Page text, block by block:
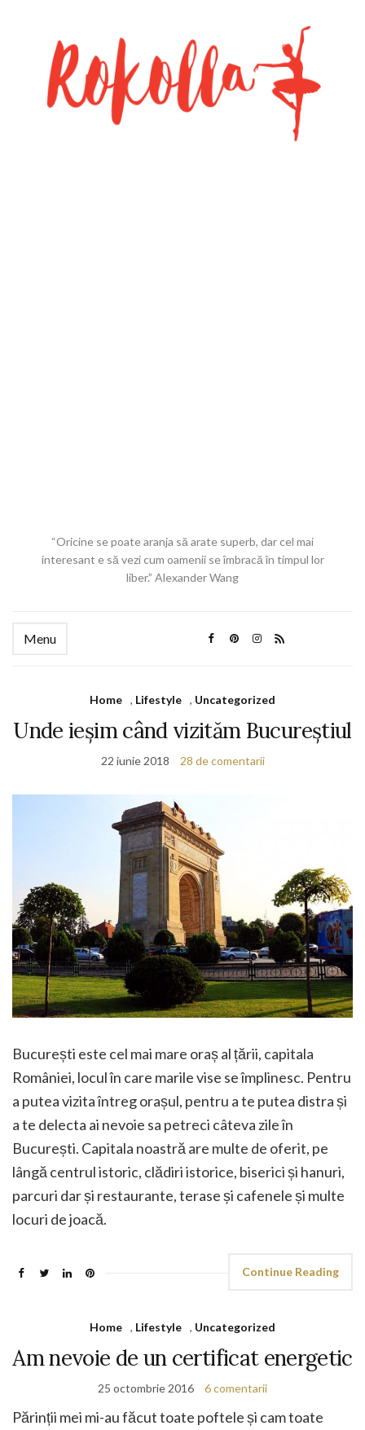
“Oricine se poate aranja să arate superb, dar cel mai
interesant e să vezi cum oamenii se îmbracă în timpul lor
liber.” Alexander Wang
Menu
Home , Lifestyle , Uncategorized
Unde ieșim când vizităm Bucureștiul
22 iunie 2018 28 de comentarii
București este cel mai mare oraș al țării, capitala
României, locul în care marile vise se împlinesc. Pentru
a putea vizita întreg orașul, pentru a te putea distra și
a te delecta ai nevoie sa petreci câteva zile în
București. Capitala noastră are multe de oferit, pe
lângă centrul istoric, clădiri istorice, biserici și hanuri,
parcuri dar și restaurante, terase și cafenele și multe
locuri de joacă.
Continue Reading
Home , Lifestyle , Uncategorized
Am nevoie de un certificat energetic
25 octombrie 2016 6 comentarii
Părinții mei mi-au făcut toate poftele și cam toate